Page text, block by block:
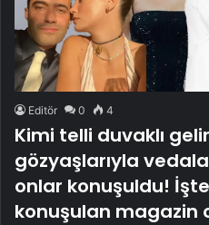
Editör 0 4
Kimi telli duvaklı
gözyaşlarıyla
onlar konuşuldu!
konuşulan magazin